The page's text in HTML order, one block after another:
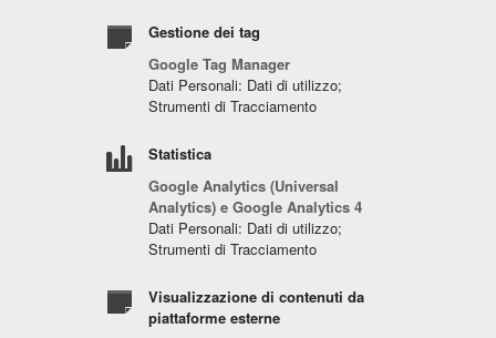
Gestione dei tag
Google Tag Manager
Dati Personali: Dati di utilizzo;
Strumenti di Tracciamento
Statistica
Google Analytics (Universal
Analytics) e Google Analytics 4
Dati Personali: Dati di utilizzo;
Strumenti di Tracciamento
Visualizzazione di contenuti da
piattaforme esterne